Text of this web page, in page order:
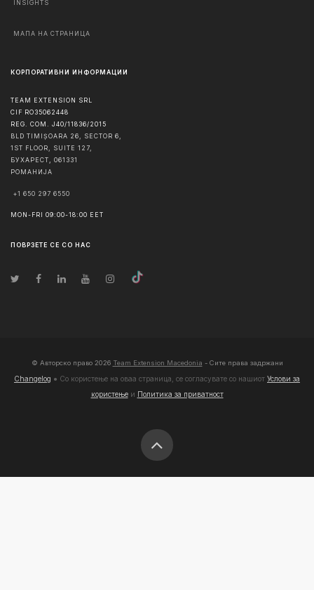
INSIGHTS
МАПА НА СТРАНИЦА
КОРПОРАТИВНИ ИНФОРМАЦИИ
TEAM EXTENSION SRL
CIF RO35062448
REG. COM. J40/11836/2015
BLD TIMIȘOARA 26, SECTOR 6,
1ST FLOOR, SUITE 127,
БУХАРЕСТ, 061331
РОМАНИЈА
+1 650 297 6550
MON-FRI 09:00-18:00 EET
ПОВРЗЕТЕ СЕ СО НАС
© Авторско право 2026 Team Extension Macedonia - Сите права задржани
Changelog ● Со користење на оваа страница, се согласувате со нашиот Услови за
користењеи Политика за приватност